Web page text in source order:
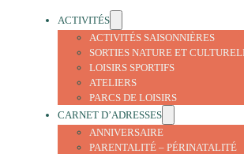
ACTIVITÉS
ACTIVITÉS SAISONNIÈRES
SORTIES NATURE ET
LOISIRS SPORTIFS
ATELIERS
PARCS DE LOISIRS
CARNET D’ADRESSES
ANNIVERSAIRE
PARENTALITÉ – PÉRINATALITÉ